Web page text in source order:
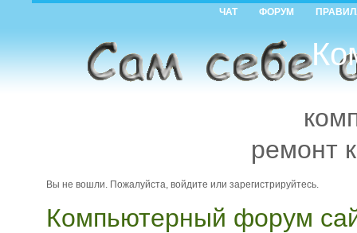
ЧАТ ФОРУМ
ремонт
Вы не вошли. Пожалуйста, войдите или зарегистрируйтесь.
Компьютерный форум